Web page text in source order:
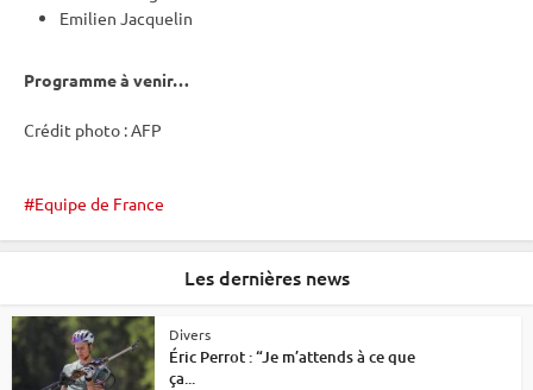
Emilien Jacquelin
Programme à venir…
Crédit photo : AFP
Equipe de France
Les dernières news
Divers
Éric Perrot : “Je m’attends à ce que
ça...